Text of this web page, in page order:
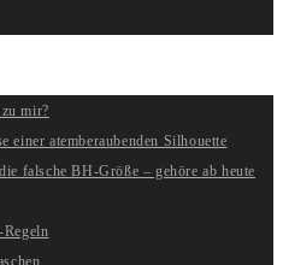
mir?
einer atemberaubenden Silhouette
falsche BH-Größe – gehöre ab heute